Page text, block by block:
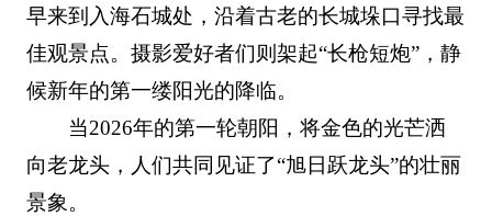
早来到入海石城处，沿着古老的长城垛口寻找最
佳观景点。摄影爱好者们则架起“长枪短炮”，静
候新年的第一缕阳光的降临。
当2026年的第一轮朝阳，将金色的光芒洒
向老龙头，人们共同见证了“旭日跃龙头”的壮丽
景象。